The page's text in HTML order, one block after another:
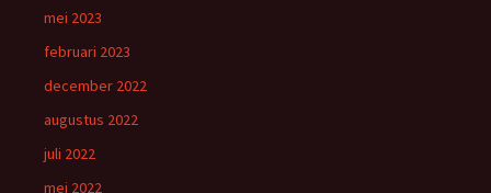
mei 2023
februari 2023
december 2022
augustus 2022
juli 2022
mei 2022